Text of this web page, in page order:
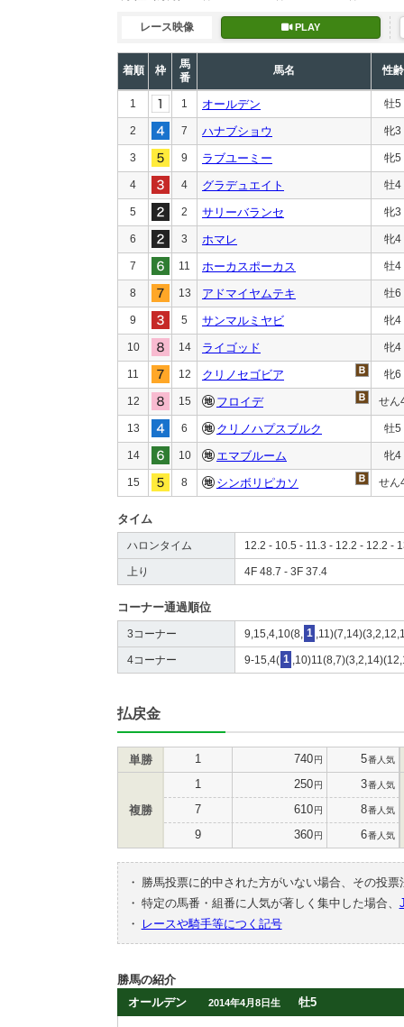
レース映像 PLAY
着順 枠
馬
番
馬名 性齢
1 1 オールデン 牡5
2 7 ハナブショウ 牝3
3 9 ラブユーミー 牝5
4 4 グラデュエイト 牡4
5 2 サリーバランセ 牝3
6 3 ホマレ 牝4
7 11 ホーカスポーカス 牡4
8 13 アドマイヤムテキ 牡6
9 5 サンマルミヤビ 牝4
10 14 ライゴッド 牝4
11 12 クリノセゴビア 牝6
12 15 フロイデ せん
13 6 クリノハプスブルク 牡5
14 10 エマブルーム 牝4
15 8 シンボリピカソ せん
タイム
ハロンタイム 12.2 - 10.5 - 11.3 - 12.2 - 12.2 -
上り 4F 48.7 - 3F 37.4
コーナー通過順位
3コーナー 9,15,4,10(8, 1
4コーナー 9-15,4( 1
払戻金
単勝 1 740円 5番人気
複勝
1 250円 3番人気
7 610円 8番人気
9 360円 6番人気
・
勝馬投票に的中された方がいない場合、その投
・ 特定の馬番・組番に人気が著しく集中した場合、
・
レースや騎手等につく記号
勝馬の紹介
オールデン
2014年4月8日生 牡5